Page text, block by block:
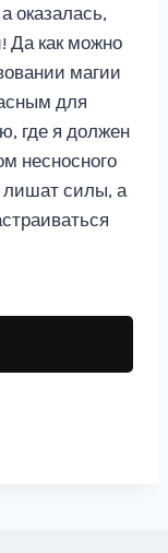
оказалась,
Да как можно
магии
для
где я должен
несносного
лишат силы, а